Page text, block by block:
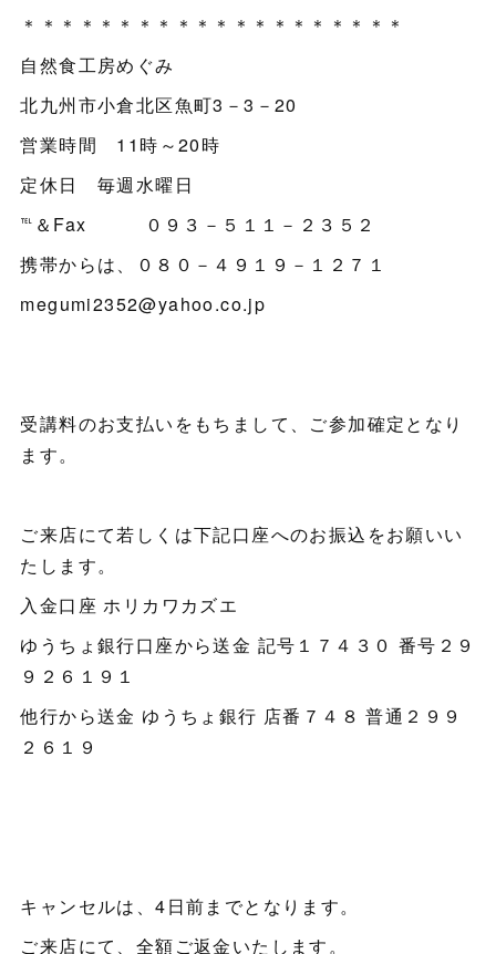
＊＊＊＊＊＊＊＊＊＊＊＊＊＊＊＊＊＊＊＊
自然食工房めぐみ
北九州市小倉北区魚町3－3－20
営業時間 11時～20時
定休日 毎週水曜日
℡＆Fax ０９３－５１１－２３５２
携帯からは、０８０－４９１９－１２７１
megumi2352@yahoo.co.jp
受講料のお支払いをもちまして、ご参加確定となり
ます。
ご来店にて若しくは下記口座へのお振込をお願いい
たします。
入金口座 ホリカワカズエ
ゆうちょ銀行口座から送金 記号１７４３０ 番号２９
９２６１９１
他行から送金 ゆうちょ銀行 店番７４８ 普通２９９
２６１９
キャンセルは、4日前までとなります。
ご来店にて、全額ご返金いたします。